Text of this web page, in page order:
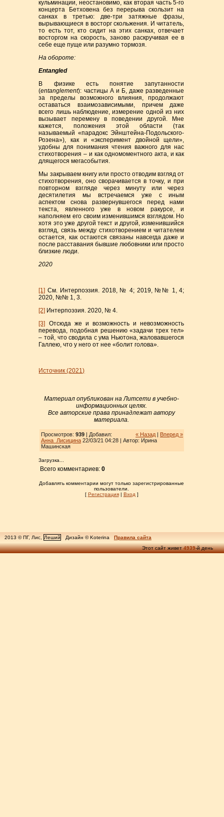
кульминации, неостановимо, как вторая часть 5-го
концерта Бетховена без перерыва скользит на
санках в третью: две-три затяжные фразы,
вырывающиеся в восторг скольжения. И читатель,
то есть тот, кто сидит на этих санках, отвечает
восторгом на скорость, заново раскручивая ее в
себе еще пуще или разумно тормозя.
На обороте:
Entangled
В физике есть понятие запутанности
(entanglement): частицы А и Б, даже разведенные
за пределы возможного влияния, продолжают
оставаться взаимозависимыми, причем даже
всего лишь наблюдение, измерение одной из них
вызывает перемену в поведении другой. Мне
кажется, положения этой области (так
называемый «парадокс Эйнштейна-Подольского-
Розена»), как и «эксперимент двойной щели»,
удобны для понимания чтения важного для нас
стихотворения – и как одномоментного акта, и как
длящегося мегасобытия.
Мы закрываем книгу или просто отводим взгляд от
стихотворения, оно сворачивается в точку, и при
повторном взгляде через минуту или через
десятилетия мы встречаемся уже с иным
аспектом снова развернувшегося перед нами
текста, явленного уже в новом ракурсе, и
наполняем его своим изменившимся взглядом. Но
хотя это уже другой текст и другой, изменившийся
взгляд, связь между стихотворением и читателем
остается, как остаются связаны навсегда даже и
после расставания бывшие любовники или просто
близкие люди.
2020
[1] См. Интерпоэзия. 2018, № 4; 2019, №№ 1, 4;
2020, №№ 1, 3.
[2] Интерпоэзия. 2020, № 4.
[3]
Отсюда же и возможность и невозможность
перевода, подобная решению «задачи трех тел»
– той, что сводила с ума Ньютона, жаловавшегося
Галлею, что у него от нее «болит голова».
Источник (2021)
Материал опубликован на Литсети в учебно-
информационных целях.
Все авторские права принадлежат автору
материала.
« Назад | Вперед »
Просмотров: 939| Добавил:
Анна_Лисицина22/03/21 04:28 | Автор: Ирина
Машинская
Загрузка...
Всего комментариев:0
Добавлять комментарии могут только зарегистрированные
пользователи.
[ Регистрация| Вход ]
2013 © ПГ, Лис, Леший Дизайн © Koterina
Правила сайта
Этот сайт живет4939-й день